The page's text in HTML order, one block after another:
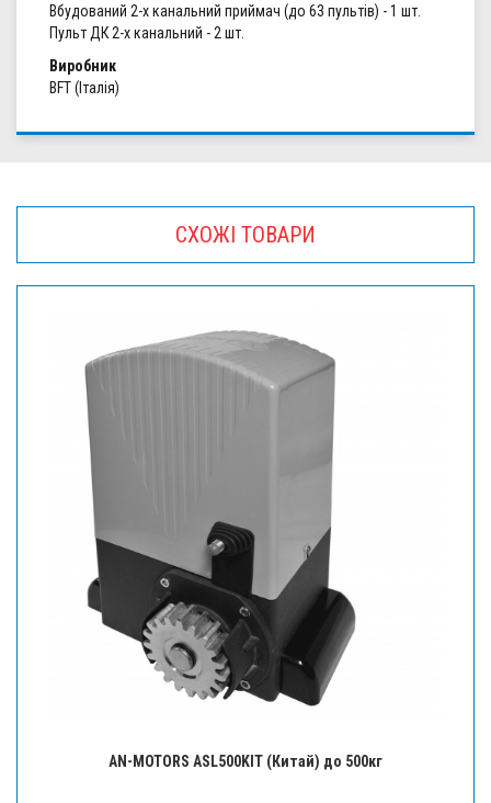
Вбудований 2-х канальний приймач (до 63 пультів) - 1 шт.
Пульт ДК 2-х канальний - 2 шт.
Виробник
BFT (Італія)
СХОЖІ ТОВАРИ
AN-MOTORS ASL500KIT (Китай) до 500кг